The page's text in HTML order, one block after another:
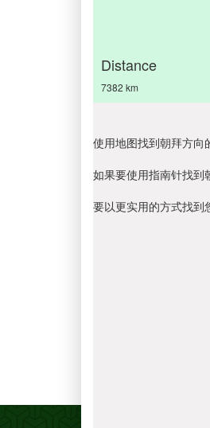
Distance
7382 km
使用地图找到朝拜方向
如果要使用指南针找到
要以更实用的方式找到